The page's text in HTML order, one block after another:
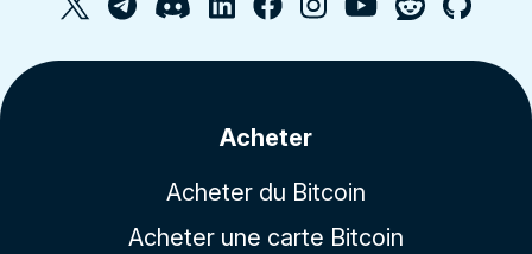
Acheter
Acheter du Bitcoin
Acheter une carte Bitcoin